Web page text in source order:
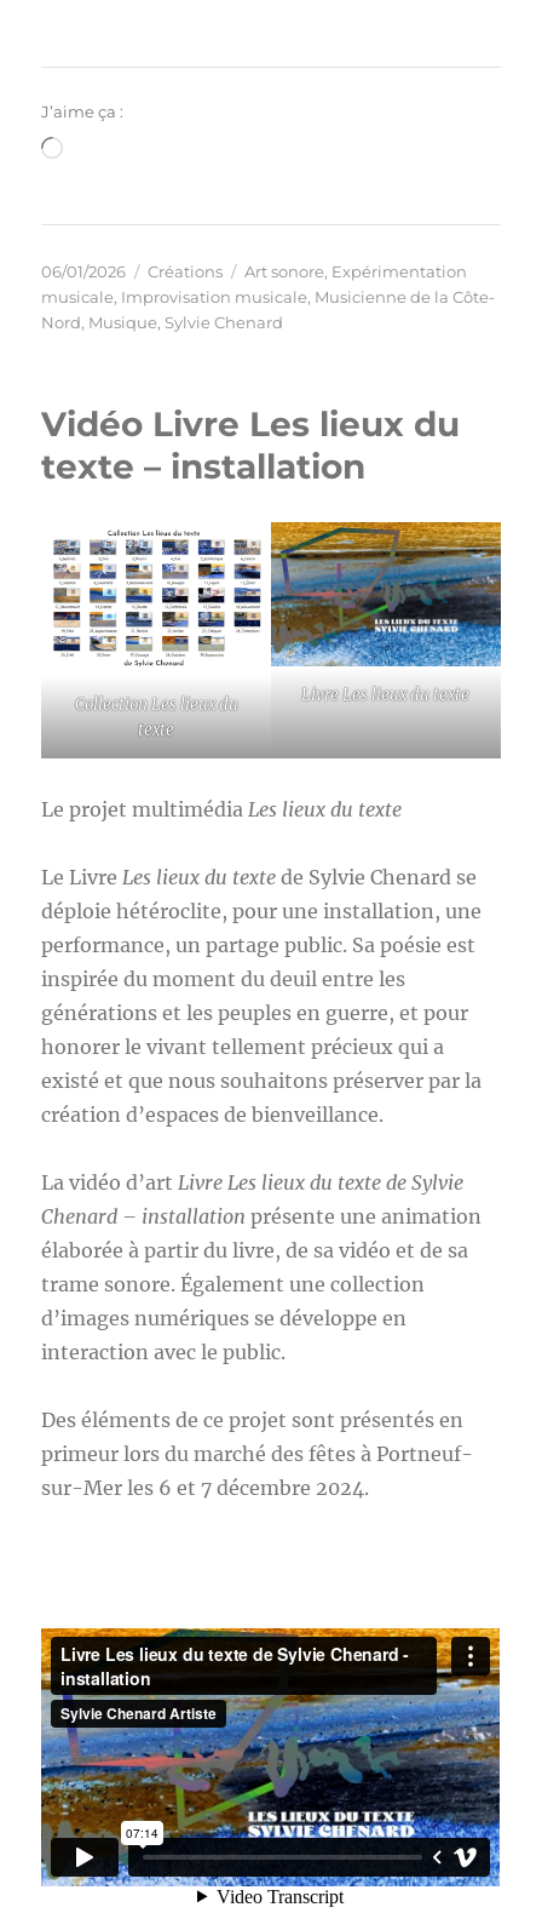
J’aime ça :
Chargement…
Publié
le
06/01/2026 Catégories
Créations Étiquettes
Art sonore, Expérimentation
musicale, Improvisation musicale, Musicienne de la Côte-
Nord, Musique, Sylvie Chenard
Vidéo Livre Les lieux du
texte – installation
Collection Les lieux du
texte
Livre Les lieux du texte
Le projet multimédia Les lieux du texte
Le Livre Les lieux du texte de Sylvie Chenard se
déploie hétéroclite, pour une installation, une
performance, un partage public. Sa poésie est
inspirée du moment du deuil entre les
générations et les peuples en guerre, et pour
honorer le vivant tellement précieux qui a
existé et que nous souhaitons préserver par la
création d’espaces de bienveillance.
La vidéo d’art Livre Les lieux du texte de Sylvie
Chenard – installation présente une animation
élaborée à partir du livre, de sa vidéo et de sa
trame sonore. Également une collection
d’images numériques se développe en
interaction avec le public.
Des éléments de ce projet sont présentés en
primeur lors du marché des fêtes à Portneuf-
sur-Mer les 6 et 7 décembre 2024.